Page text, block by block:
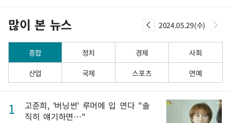
많이 본 뉴스 2024.05.29(수)
종합 정치 경제
사회
산업
국제 스포츠 연예
1
고준희, '버닝썬' 루머에 입 연다 "솔
직히 얘기하면…"